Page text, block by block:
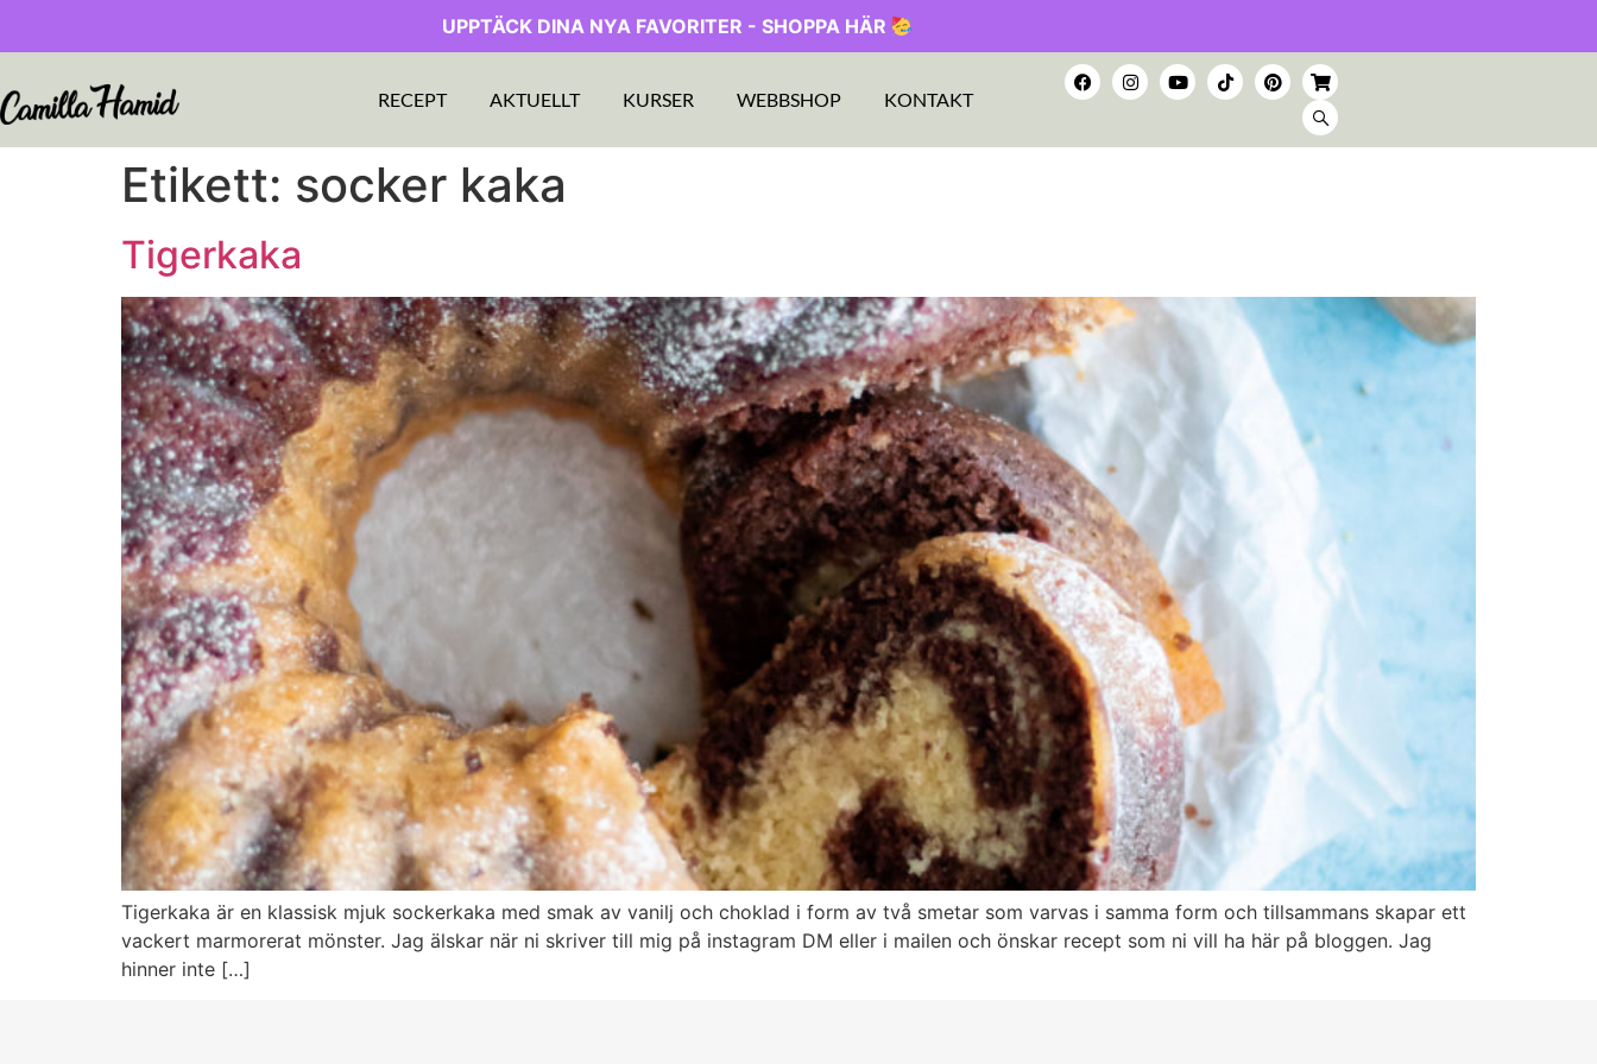
UPPTÄCK DINA NYA FAVORITER - SHOPPA HÄR
RECEPT AKTUELLT KURSER WEBBSHOP KONTAKT
Etikett: socker kaka
Tigerkaka
Tigerkaka är en klassisk mjuk sockerkaka med smak av vanilj och choklad i form av två smetar som varvas i samma form och tillsammans skapar ett
vackert marmorerat mönster. Jag älskar när ni skriver till mig på instagram DM eller i mailen och önskar recept som ni vill ha här på bloggen. Jag
hinner inte […]